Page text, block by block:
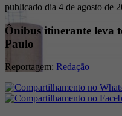
publicado dia 4 de agosto de
Ônibus itinerante leva
Paulo
Reportagem: Redação